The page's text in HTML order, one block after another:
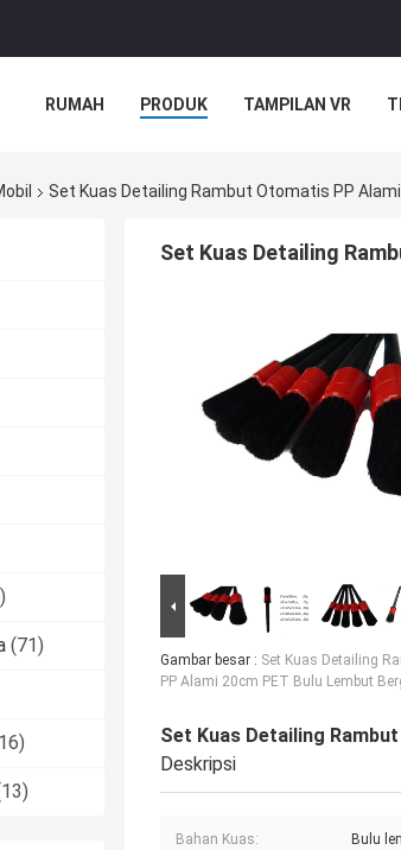
RUMAH PRODUK TAMPILAN VR
Set Kuas Detailing Rambut Otomatis PP
(71)
Set Kuas Detailing
Gambar besar : Set Kuas Detailing
PP Alami 20cm PET Bulu Lembut
Set Kuas Detailing
Deskripsi
Bahan Kuas: Bulu